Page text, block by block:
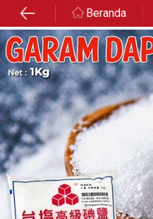
Beranda